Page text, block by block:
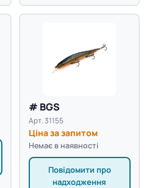
# BGS
Арт. 31155
Ціна за запитом
Немає в наявності
Повідомити про
надходження